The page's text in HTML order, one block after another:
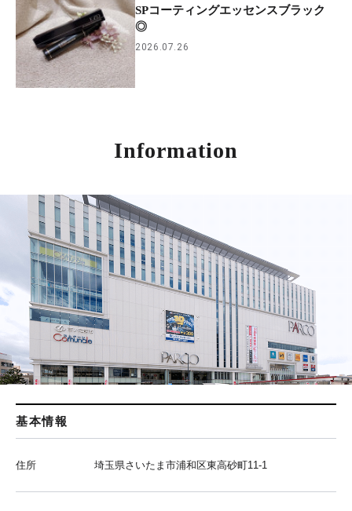
SPコーティングエッセンスブラック
◎
2026.07.26
Information
基本情報
住所 埼玉県さいたま市浦和区東高砂町11-1